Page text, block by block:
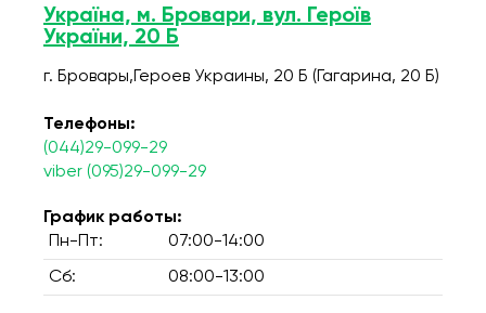
Україна, м. Бровари, вул. Героїв
України, 20 Б
г. Бровары,Героев Украины, 20 Б (Гагарина, 20 Б)
Телефоны:
(044)29-099-29
viber (095)29-099-29
График работы:
Пн-Пт:
07:00-14:00
Сб: 08:00-13:00